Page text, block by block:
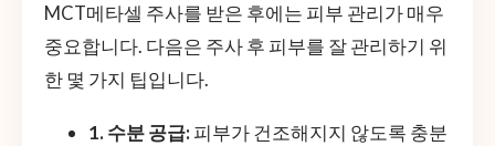
MCT메타셀 주사를 받은 후에는 피부 관리가 매우
중요합니다. 다음은 주사 후 피부를 잘 관리하기 위
한 몇 가지 팁입니다.
1. 수분 공급: 피부가 건조해지지 않도록 충분